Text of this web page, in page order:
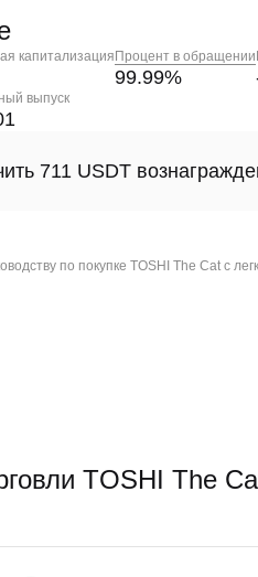
капитализация Процент в обращении
99.99%
выпуск
711 USDT
по покупке TOSHI The Cat с
TOSHI The